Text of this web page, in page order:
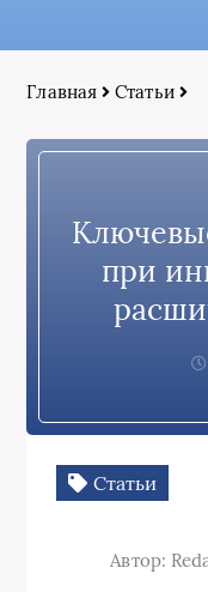
Главная Статьи
при
Статьи
Автор: